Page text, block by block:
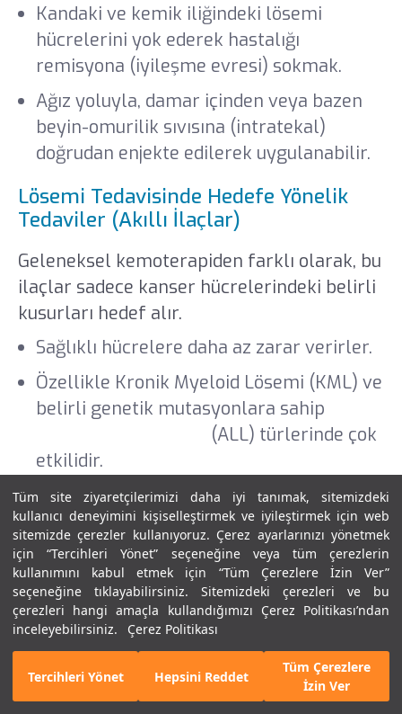
Tüm site ziyaretçilerimizi daha iyi tanımak, sitemizdeki
kullanıcı deneyimini kişiselleştirmek ve iyileştirmek için web
sitemizde çerezler kullanıyoruz. Çerez ayarlarınızı yönetmek
için “Tercihleri Yönet” seçeneğine veya tüm çerezlerin
kullanımını kabul etmek için “Tüm Çerezlere İzin Ver”
seçeneğine tıklayabilirsiniz. Sitemizdeki çerezleri ve bu
çerezleri hangi amaçla kullandığımızı Çerez Politikası’ndan
inceleyebilirsiniz.
Çerez Politikası
Tercihleri Yönet Hepsini Reddet
Tüm Çerezlere
İzin Ver
E-Randevu Bizi Arayın
Kandaki ve kemik iliğindeki lösemi
hücrelerini yok ederek hastalığı
remisyona (iyileşme evresi) sokmak.
Ağız yoluyla, damar içinden veya bazen
beyin-omurilik sıvısına (intratekal)
doğrudan enjekte edilerek uygulanabilir.
Lösemi Tedavisinde Hedefe Yönelik
Tedaviler (Akıllı İlaçlar)
Geleneksel kemoterapiden farklı olarak, bu
ilaçlar sadece kanser hücrelerindeki belirli
kusurları hedef alır.
Sağlıklı hücrelere daha az zarar verirler.
Özellikle Kronik Myeloid Lösemi (KML) ve
belirli genetik mutasyonlara sahip
(ALL) türlerinde çok
etkilidir.
Lösemi Tedavisinde İmmünoterapi
Vücudun kendi bağışıklık sistemini kanserle
savaşması için kullanan bir yöntemdir.
Monoklonal Antikorlar: Bağışıklık
sisteminin kanserli hücreyi bulup yok
etmesine yardımcı olur.
CAR-T Hücre Tedavisi: Hastanın kendi T-